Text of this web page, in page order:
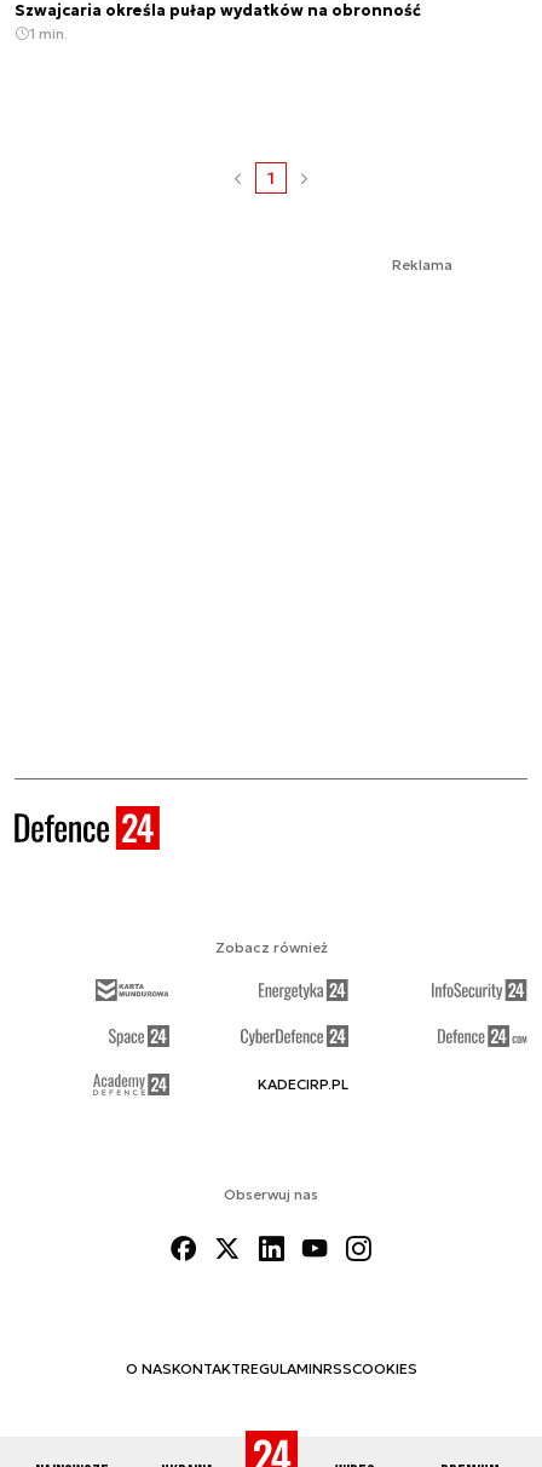
Szwajcaria określa pułap wydatków na obronność
1 min.
1
Reklama
Obserwuj nas
O NASKONTAKTREGULAMINRSSCOOKIES
Zobacz również
KADECIRP.PL